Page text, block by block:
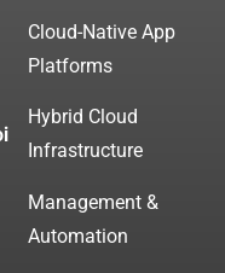
Cloud-Native App
Platforms
Hybrid Cloud
Infrastructure
Management &
Automation